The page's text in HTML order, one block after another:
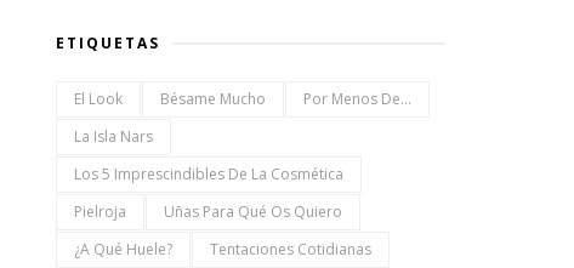
ETIQUETAS
El Look Bésame Mucho
Por Menos De...
La Isla Nars
Los 5 Imprescindibles De La Cosmética
Pielroja
Uñas Para Qué Os Quiero
¿a Qué Huele?
Tentaciones Cotidianas